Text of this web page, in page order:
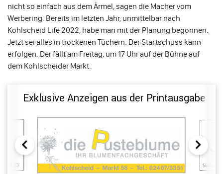
nicht so einfach aus dem Ärmel, sagen die Macher vom
Werbering. Bereits im letzten Jahr, unmittelbar nach
Kohlscheid Life 2022, habe man mit der Planung begonnen.
Jetzt sei alles in trockenen Tüchern. Der Startschuss kann
erfolgen. Der fällt am Freitag, um 17 Uhr auf der Bühne auf
dem Kohlscheider Markt.
Exklusive Anzeigen aus der Printausgabe